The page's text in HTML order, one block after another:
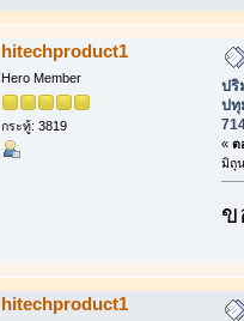
hitechproduct1
Hero Member
กระทู้: 3819
ปริ
ปทุ
« ต
มิถุ
ข
hitechproduct1